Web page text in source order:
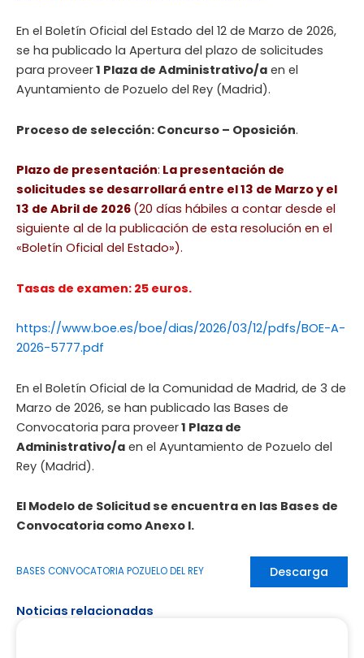
En el Boletín Oficial del Estado del 12 de Marzo de 2026,
se ha publicado la Apertura del plazo de solicitudes
para proveer1 Plaza de Administrativo/a en el
Ayuntamiento de Pozuelo del Rey (Madrid).
Proceso de selección: Concurso – Oposición.
Plazo de presentación: La presentación de
solicitudes se desarrollará entre el 13 de Marzo y el
13 de Abril de 2026 (20 días hábiles a contar desde el
siguiente al de la publicación de esta resolución en el
«Boletín Oficial del Estado»).
Tasas de examen: 25 euros.
https://www.boe.es/boe/dias/2026/03/12/pdfs/BOE-A-
2026-5777.pdf
En el Boletín Oficial de la Comunidad de Madrid, de 3 de
Marzo de 2026, se han publicado las Bases de
Convocatoria para proveer1 Plaza de
Administrativo/a en el Ayuntamiento de Pozuelo del
Rey (Madrid).
El Modelo de Solicitud se encuentra en las Bases de
Convocatoria como Anexo I.
BASES CONVOCATORIA POZUELO DEL REY Descarga
Noticias relacionadas